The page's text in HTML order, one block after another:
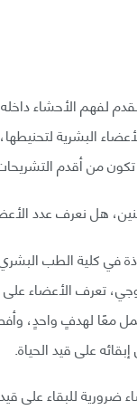
لفهم الأحشاء
البشرية
من أقدم
هل نعرف عدد
في كلية الطب
تعرف الأعضاء
معًا لهدفٍ واحدٍ،
على قيد الحياة.
للبقاء على